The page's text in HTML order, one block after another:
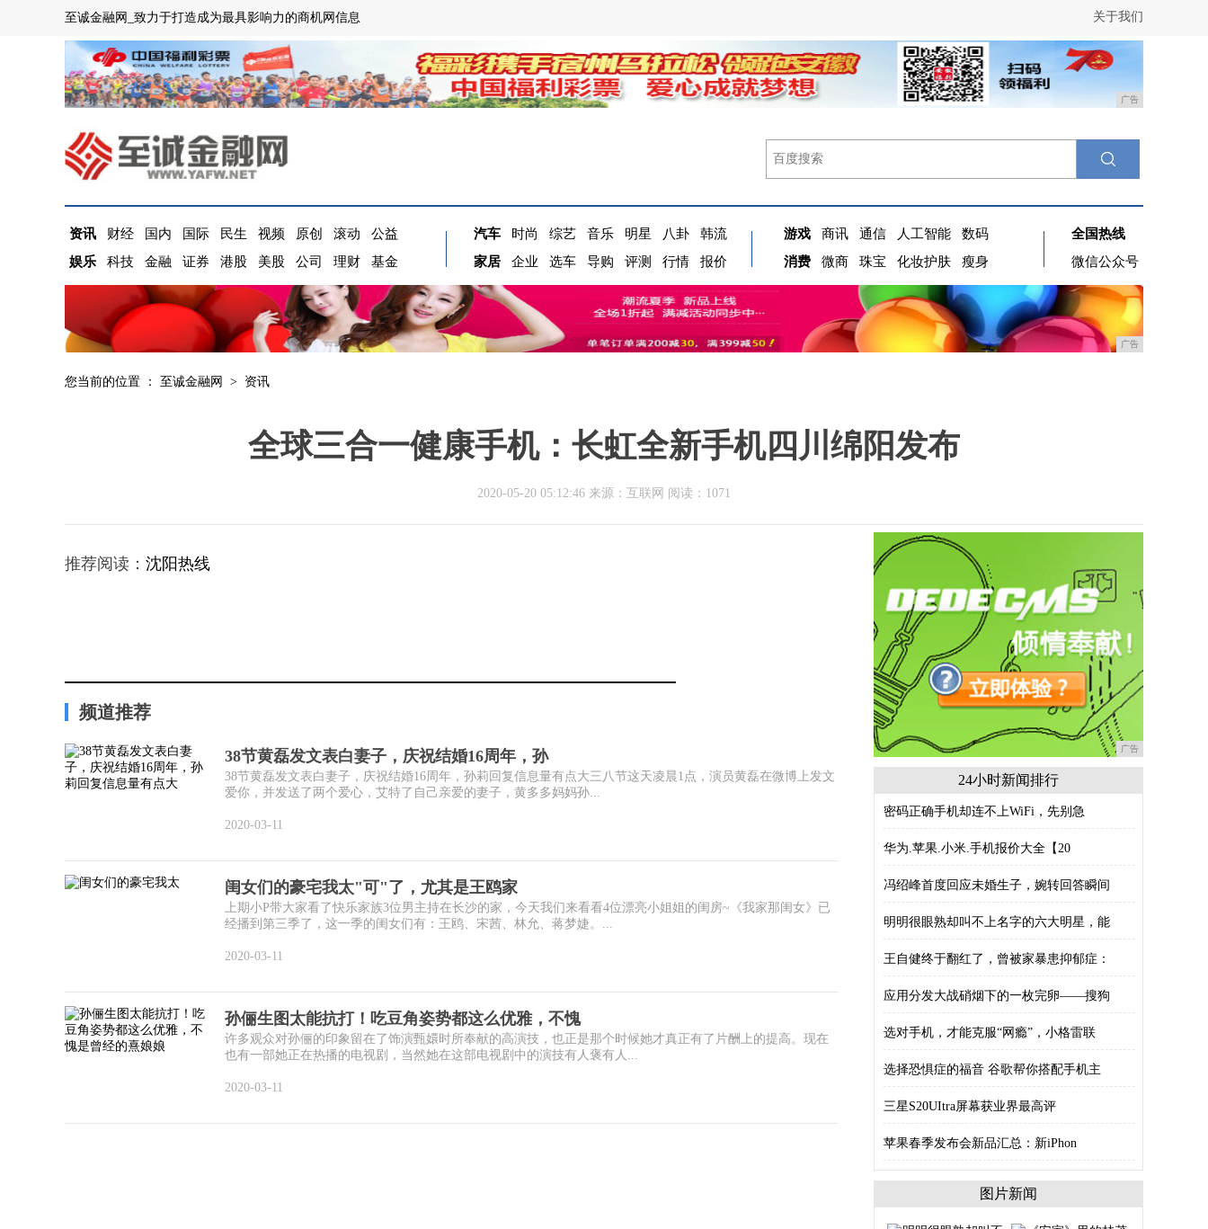
关于我们
至诚金融网_致力于打造成为最具影响力的商机网信息
广告
资讯 财经 国内 国际 民生 视频 原创 滚动
公益
娱乐
科技 金融 证券 港股 美股 公司 理财 基金
汽车 时尚 综艺 音乐 明星 八卦
韩流
家居
企业 选车 导购 评测 行情 报价
游戏 商讯 通信 人工智能
数码
消费
微商 珠宝 化妆护肤 瘦身
全国热线
微信公众号
广告
您当前的位置 ： 至诚金融网 > 资讯
全球三合一健康手机：长虹全新手机四川绵阳发布
2020-05-20 05:12:46 来源：互联网 阅读：1071
推荐阅读： 沈阳热线
频道推荐
38节黄磊发文表白妻子，庆祝结婚16周年，孙
38节黄磊发文表白妻子，庆祝结婚16周年，孙莉回复信息量有点大三八节这天凌晨1点，演员黄磊在微博上发文
爱你，并发送了两个爱心，艾特了自己亲爱的妻子，黄多多妈妈孙...
2020-03-11
闺女们的豪宅我太"可"了，尤其是王鸥家
上期小P带大家看了快乐家族3位男主持在长沙的家，今天我们来看看4位漂亮小姐姐的闺房~《我家那闺女》已
经播到第三季了，这一季的闺女们有：王鸥、宋茜、林允、蒋梦婕。...
2020-03-11
孙俪生图太能抗打！吃豆角姿势都这么优雅，不愧
许多观众对孙俪的印象留在了饰演甄嬛时所奉献的高演技，也正是那个时候她才真正有了片酬上的提高。现在
也有一部她正在热播的电视剧，当然她在这部电视剧中的演技有人褒有人...
2020-03-11
广告
24小时新闻排行
密码正确手机却连不上WiFi，先别急
华为.苹果.小米.手机报价大全【20
冯绍峰首度回应未婚生子，婉转回答瞬间
明明很眼熟却叫不上名字的六大明星，能
王自健终于翻红了，曾被家暴患抑郁症：
应用分发大战硝烟下的一枚完卵——搜狗
选对手机，才能克服“网瘾”，小格雷联
选择恐惧症的福音 谷歌帮你搭配手机主
三星S20UItra屏幕获业界最高评
苹果春季发布会新品汇总：新iPhon
图片新闻